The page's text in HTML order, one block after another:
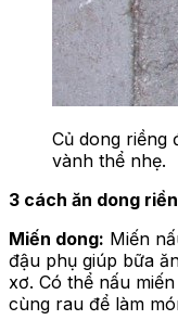
Củ dong riềng
vành thể nhẹ.
3 cách ăn dong
Miến dong: Miến
đậu phụ giúp bữa
xơ. Có thể nấu
cùng rau để làm